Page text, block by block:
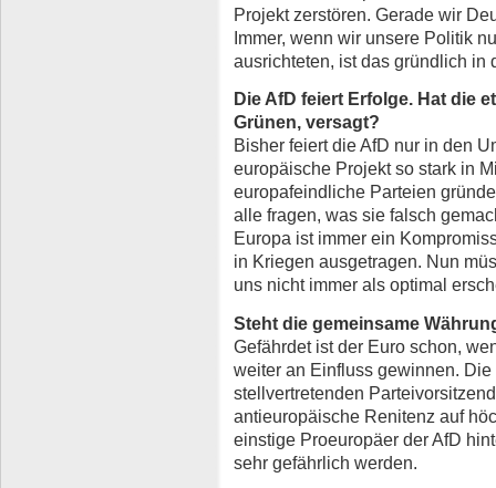
Projekt zerstören. Gerade wir
Immer, wenn wir unsere Politik
ausrichteten, ist das gründlich in
Die AfD feiert Erfolge. Hat die
Grünen, versagt?
Bisher feiert die AfD nur in den
europäische Projekt so stark in
europafeindliche Parteien
alle fragen, was sie falsch
Europa ist immer ein
in Kriegen ausgetragen. Nun
uns nicht immer als optimal
Steht die gemeinsame
Gefährdet ist der Euro schon,
weiter an Einfluss gewinnen.
stellvertretenden
antieuropäische Renitenz auf
einstige Proeuropäer der AfD
sehr gefährlich werden.